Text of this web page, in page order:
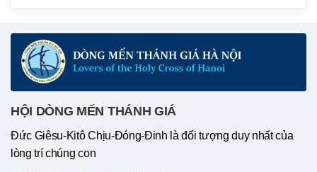
HỘI DÒNG MẾN THÁNH GIÁ
Đức Giêsu-Kitô Chịu-Đóng-Đinh là đối tượng duy nhất của
lòng trí chúng con